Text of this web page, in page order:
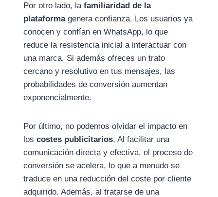
Por otro lado, la familiaridad de la
plataformagenera confianza. Los usuarios ya
conocen y confían en WhatsApp, lo que
reduce la resistencia inicial a interactuar con
una marca. Si además ofreces un trato
cercano y resolutivo en tus mensajes, las
probabilidades de conversión aumentan
exponencialmente.
Por último, no podemos olvidar el impacto en
los costes publicitarios. Al facilitar una
comunicación directa y efectiva, el proceso de
conversión se acelera, lo que a menudo se
traduce en una reducción del coste por cliente
adquirido. Además, al tratarse de una